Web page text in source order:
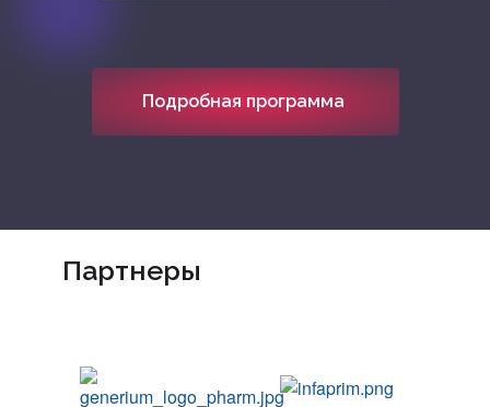
Подробная программа
Партнеры